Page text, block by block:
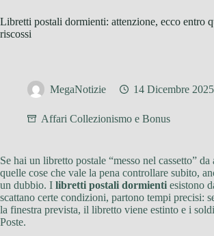
Libretti postali dormienti: attenzione, ecco entro
riscossi
MegaNotizie 14 Dicembre 2025
Affari Collezionismo e Bonus
Se hai un libretto postale “messo nel cassetto”
quelle cose che vale la pena controllare subito,
un dubbio. I libretti postali dormienti esistono
scattano certe condizioni, partono tempi precisi:
la finestra prevista, il libretto viene estinto e i
Poste.